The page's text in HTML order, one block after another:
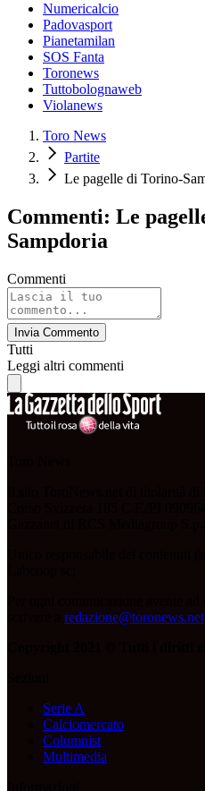
Numericalcio
Padovasport
Pianetamilan
SOS Fanta
Toronews
Tuttobolognaweb
Violanews
Toro News
Partite
Le pagelle di Torino-
Commenti: Le
Sampdoria
Commenti
Invia Commento
Tutti
Leggi altri commenti
redazione@toronews.net
Serie A
Calciomercato
Columnist
Multimedia